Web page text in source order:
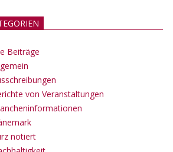
Beiträge
von Veranstaltungen
notiert